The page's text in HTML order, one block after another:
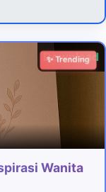
Download
✨ Trending
Wanita